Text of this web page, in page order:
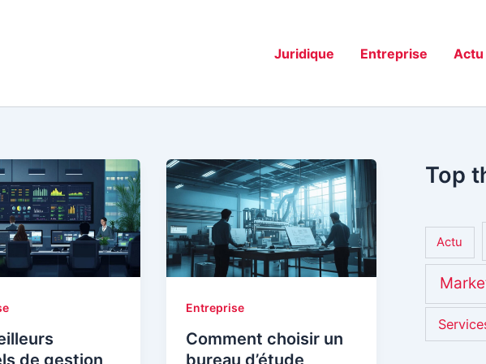
Juridique Entreprise Actu
de gestion
Entreprise
Comment choisir un
bureau d’étude
Top
Actu